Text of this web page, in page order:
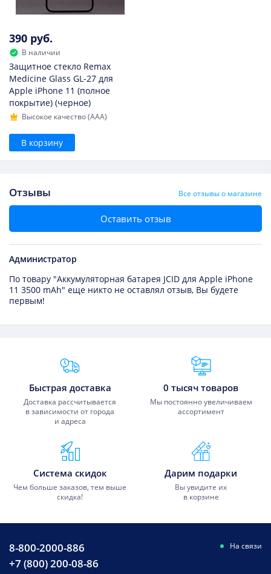
390 руб.
В наличии
Защитное стекло Remax
Medicine Glass GL-27 для
Apple iPhone 11 (полное
покрытие) (черное)
Высокое качество (AAA)
В корзину
Отзывы Все отзывы о магазине
Оставить отзыв
Администратор
По товару "Аккумуляторная батарея JCID для Apple iPhone
11 3500 mAh" еще никто не оставлял отзыв, Вы будете
первым!
Преимущества Fixmobile
Быстрая доставка
Доставка рассчитывается
в зависимости от города
и адреса
0 тысяч товаров
Мы постоянно увеличиваем
ассортимент
Система скидок
Чем больше заказов, тем выше
скидка!
Дарим подарки
Вы увидите их
в корзине
8-800-2000-886
+7 (800) 200-08-86
На связи